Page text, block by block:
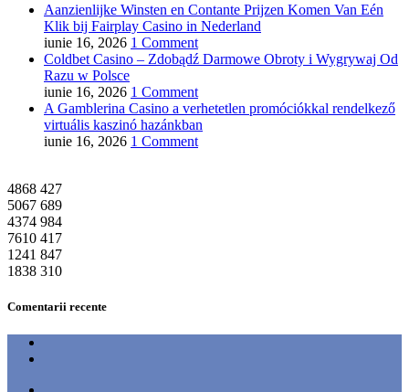
Aanzienlijke Winsten en Contante Prijzen Komen Van Eén
Klik bij Fairplay Casino in Nederland
iunie 16, 2026 1 Comment
Coldbet Casino – Zdobądź Darmowe Obroty i Wygrywaj Od
Razu w Polsce
iunie 16, 2026 1 Comment
A Gamblerina Casino a verhetetlen promóciókkal rendelkező
virtuális kaszinó hazánkban
iunie 16, 2026 1 Comment
4868 427
5067 689
4374 984
7610 417
1241 847
1838 310
Comentarii recente